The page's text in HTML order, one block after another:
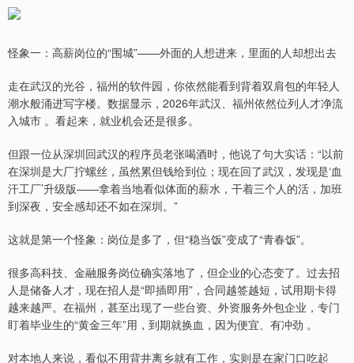
怪象一：高薪岗位的“围城”——外面的人想进来，里面的人却想出去
走在武汉的光谷，福州的软件园，你依然能看到背着双肩包的年轻人
潮水般涌进写字楼。数据显示，2026年武汉、福州依然位列人才净流
入城市 。看起来，就业机会还是很多。
但跟一位从深圳回武汉的程序员老张喝酒时，他说了句大实话：“以前
在深圳是大厂拧螺丝，虽然累但钱给到位；现在回了武汉，发现是‘血
汗工厂’升级版——拿着当地看似体面的薪水，干着三个人的活，加班
到深夜，安全感却还不如在深圳。”
这就是第一个怪象：岗位是多了，但“稳当饭”变成了“青春饭”。
很多高科技、金融服务岗位确实落地了，但企业的心态变了。过去招
人是储备人才，现在招人是“即插即用”，合同越签越短，试用期卡得
越来越严。在福州，甚至出现了一些台资、外资服务外包企业，专门
盯着毕业生的“黄金三年”用，到期就换血，因为便宜、有冲劲 。
对本地人来说，看似不用背井离乡就有工作，实则是在家门口吃起